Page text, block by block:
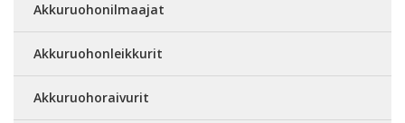
Akkuruohonilmaajat
Akkuruohonleikkurit
Akkuruohoraivurit